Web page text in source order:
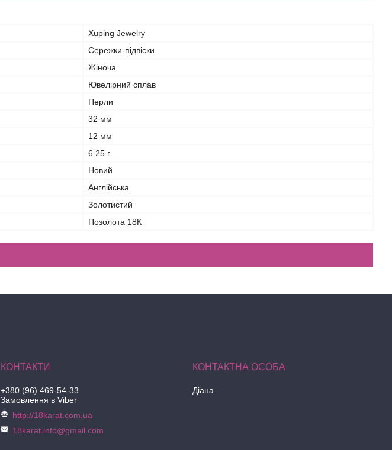
Xuping Jewelry
Сережки-підвіски
Жіноча
Ювелірний сплав
Перли
32 мм
12 мм
6.25 г
Новий
Англійська
Золотистий
Позолота 18К
+380 (96) 469-54-33
Замовлення в Viber
http://18karat.com.ua
18karat.info@gmail.com
Діана